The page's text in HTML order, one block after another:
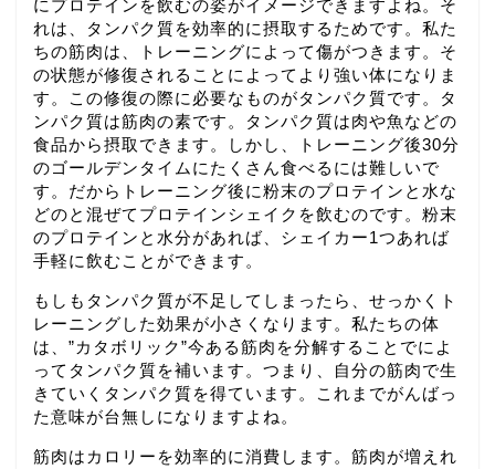
にプロテインを飲むの姿がイメージできますよね。そ
れは、タンパク質を効率的に摂取するためです。私た
ちの筋肉は、トレーニングによって傷がつきます。そ
の状態が修復されることによってより強い体になりま
す。この修復の際に必要なものがタンパク質です。タ
ンパク質は筋肉の素です。タンパク質は肉や魚などの
食品から摂取できます。しかし、トレーニング後30分
のゴールデンタイムにたくさん食べるには難しいで
す。だからトレーニング後に粉末のプロテインと水な
どのと混ぜてプロテインシェイクを飲むのです。粉末
のプロテインと水分があれば、シェイカー1つあれば
手軽に飲むことができます。
もしもタンパク質が不足してしまったら、せっかくト
レーニングした効果が小さくなります。私たちの体
は、”カタボリック”今ある筋肉を分解することでによ
ってタンパク質を補います。つまり、自分の筋肉で生
きていくタンパク質を得ています。これまでがんばっ
た意味が台無しになりますよね。
筋肉はカロリーを効率的に消費します。筋肉が増えれ